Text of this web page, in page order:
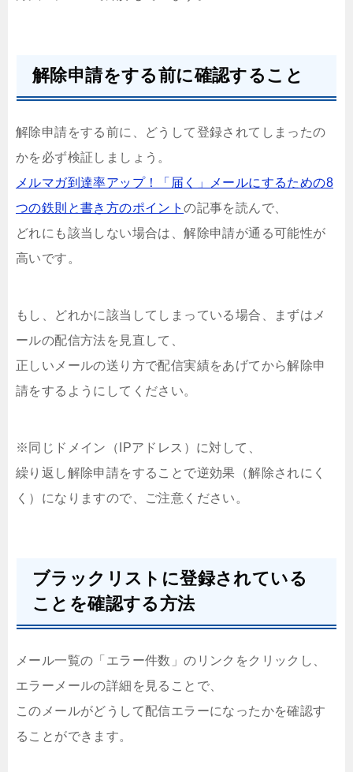
解除申請をする前に確認すること
解除申請をする前に、どうして登録されてしまったの
かを必ず検証しましょう。
メルマガ到達率アップ！「届く」メールにするための8
つの鉄則と書き方のポイントの記事を読んで、
どれにも該当しない場合は、解除申請が通る可能性が
高いです。
もし、どれかに該当してしまっている場合、まずはメ
ールの配信方法を見直して、
正しいメールの送り方で配信実績をあげてから解除申
請をするようにしてください。
※同じドメイン（IPアドレス）に対して、
繰り返し解除申請をすることで逆効果（解除されにく
く）になりますので、ご注意ください。
ブラックリストに登録されている
ことを確認する方法
メール一覧の「エラー件数」のリンクをクリックし、
エラーメールの詳細を見ることで、
このメールがどうして配信エラーになったかを確認す
ることができます。